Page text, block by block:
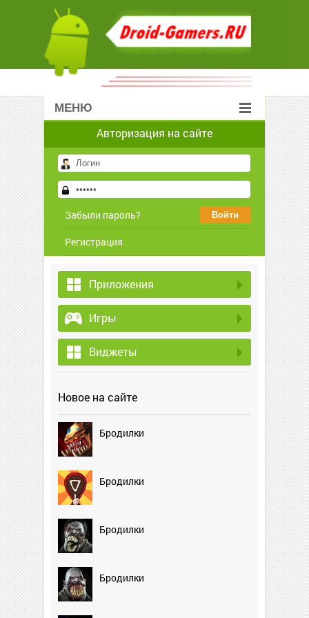
МЕНЮ
Авторизация на сайте
Забыли пароль?
Регистрация
Приложения
Игры
Виджеты
Новое на сайте
Бродилки
Бродилки
Бродилки
Бродилки